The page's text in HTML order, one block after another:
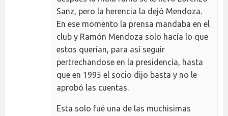
Sanz, pero la herencia la dejó Mendoza.
En ese momento la prensa mandaba en el
club y Ramón Mendoza solo hacía lo que
estos querían, para así seguir
pertrechandose en la presidencia, hasta
que en 1995 el socio dijo basta y no le
aprobó las cuentas.
Esta solo fué una de las muchisimas